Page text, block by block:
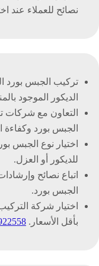
نصائح للعملاء عند
تركيب الجبس بورد
الديكور الموجود
التعاون مع شركات
الجبس بورد وكفاءة
اختيار نوع الجبس
للديكور أو العزل.
اتباع نصائح
الجبس بورد.
اختيار شركة
بأقل الأسعار.